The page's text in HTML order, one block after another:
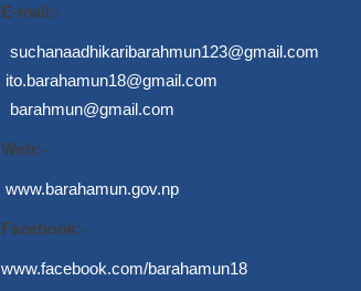
E-mail:-
suchanaadhikaribarahmun123@gmail.com
ito.barahamun18@gmail.com
barahmun@gmail.com
Web:-
www.barahamun.gov.np
Facebook:-
www.facebook.com/barahamun18